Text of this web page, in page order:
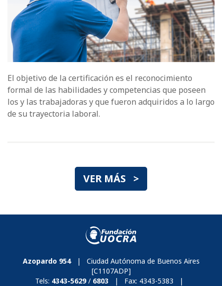
El objetivo de la certificación es el reconocimiento
formal de las habilidades y competencias que poseen
los y las trabajadoras y que fueron adquiridos a lo largo
de su trayectoria laboral.
VER MÁS >
Azopardo 954| Ciudad Autónoma de Buenos Aires
[C1107ADP]
Tels: 4343-5629/ 6803| Fax: 4343-5383 |